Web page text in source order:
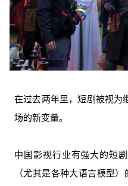
在过去两年里，短剧被视为
场的新变量。
中国影视行业有强大的短
（尤其是各种大语言模型